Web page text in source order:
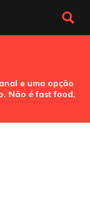
e uma opção
Não é fast food,